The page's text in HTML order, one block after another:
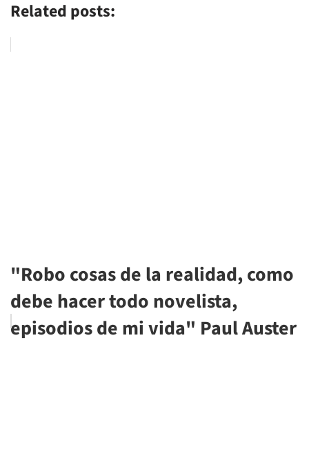
Related posts:
"Robo cosas de la realidad, como
debe hacer todo novelista,
episodios de mi vida" Paul Auster